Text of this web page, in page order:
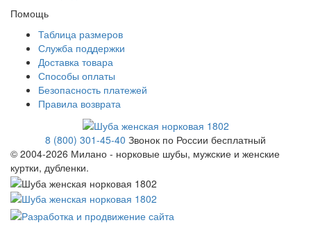
Помощь
Таблица размеров
Служба поддержки
Доставка товара
Способы оплаты
Безопасность платежей
Правила возврата
8 (800) 301-45-40 Звонок по России бесплатный
© 2004-2026 Милано - норковые шубы, мужские и женские
куртки, дубленки.